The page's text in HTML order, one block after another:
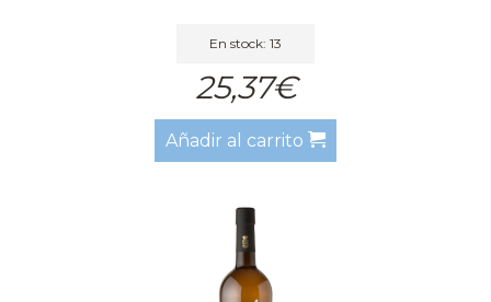
En stock: 13
25,37€
Añadir al carrito